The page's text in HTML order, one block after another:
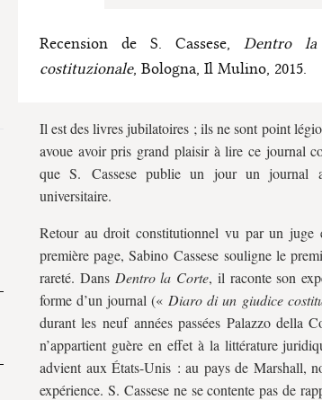
Recension de S. Cassese, Dentro
costituzionale, Bologna, Il Mulino, 2015.
Il est des livres jubilatoires ; ils ne sont point
avoue avoir pris grand plaisir à lire ce journal
que S. Cassese publie un jour un journal
universitaire.
Retour au droit constitutionnel vu par un juge
première page, Sabino Cassese souligne le
rareté. Dans Dentro la Corte, il raconte son
forme d’un journal (« Diaro di un giudice
durant les neuf années passées Palazzo della
n’appartient guère en effet à la littérature
advient aux États-Unis : au pays de Marshall,
expérience. S. Cassese ne se contente pas de